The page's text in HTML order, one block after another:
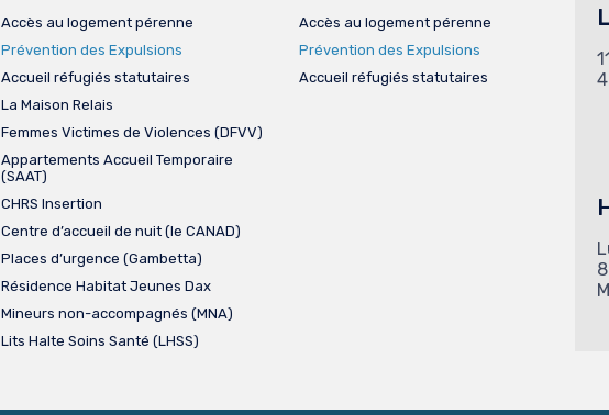
Accès au logement pérenne
Prévention des Expulsions
Accueil réfugiés statutaires
La Maison Relais
Femmes Victimes de Violences (DFVV)
Appartements Accueil Temporaire
(SAAT)
CHRS Insertion
Centre d’accueil de nuit (le CANAD)
Places d’urgence (Gambetta)
Résidence Habitat Jeunes Dax
Mineurs non-accompagnés (MNA)
Lits Halte Soins Santé (LHSS)
Accès au logement pérenne
Prévention des Expulsions
Accueil réfugiés statutaires